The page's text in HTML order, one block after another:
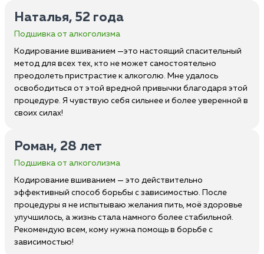
Наталья, 52 года
Подшивка от алкоголизма
Кодирование вшиванием —это настоящий спасительный
метод для всех тех, кто не может самостоятельно
преодолеть пристрастие к алкоголю. Мне удалось
освободиться от этой вредной привычки благодаря этой
процедуре. Я чувствую себя сильнее и более уверенной в
своих силах!
Роман, 28 лет
Подшивка от алкоголизма
Кодирование вшиванием — это действительно
эффективный способ борьбы с зависимостью. После
процедуры я не испытываю желания пить, моё здоровье
улучшилось, а жизнь стала намного более стабильной.
Рекомендую всем, кому нужна помощь в борьбе с
зависимостью!